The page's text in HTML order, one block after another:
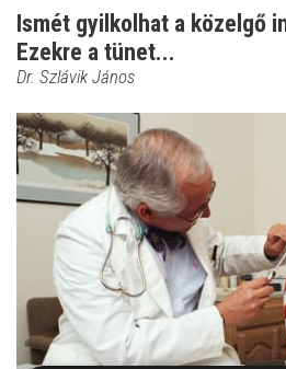
Ismét gyilkolhat a közelgő
Ezekre a tünet...
Dr. Szlávik János